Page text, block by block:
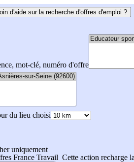
d'aide sur la recherche d'offres d'emploi ?
mot-clé, numéro d'offre
du lieu choisi
uniquement
France Travail Cette action recharge